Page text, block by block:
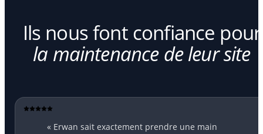
Ils nous font confiance pour
la maintenance de leur site
« Erwan sait exactement prendre une main